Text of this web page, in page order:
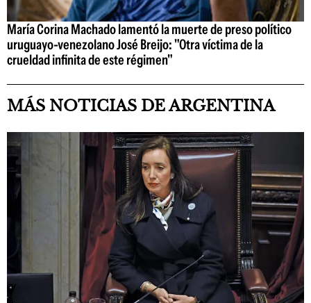
María Corina Machado lamentó la muerte de preso político
uruguayo-venezolano José Breijo: "Otra víctima de la
crueldad infinita de este régimen"
MÁS NOTICIAS DE ARGENTINA